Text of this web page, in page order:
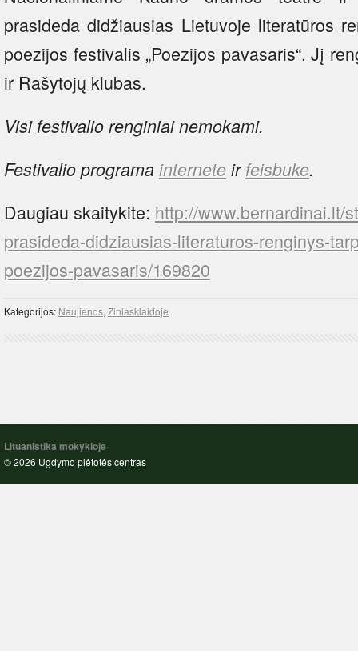
prasideda didžiausias Lietuvoje literatūros
poezijos festivalis „Poezijos pavasaris“. Jį
ir Rašytojų klubas.
Visi festivalio renginiai nemokami.
Festivalio programa internete irfeisbuke.
Daugiau skaitykite: http://www.bernardinai.lt/
prasideda-didziausias-literaturos-renginys-
poezijos-pavasaris/169820
Kategorijos: Naujienos, Žiniasklaidoje
Lituanistika mokykloje
© 2026 Ugdymo plėtotės centras